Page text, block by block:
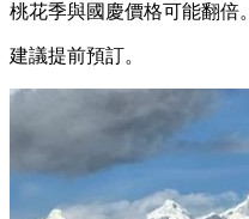
桃花季與國慶價格可能翻倍。
建議提前預訂。